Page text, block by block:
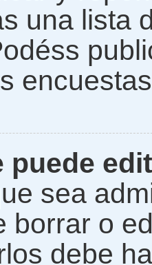
una lista
puede
sea
borrar o
debe